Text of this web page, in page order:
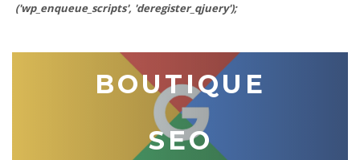
('wp_enqueue_scripts', 'deregister_qjuery');
BOUTIQUE
SEO